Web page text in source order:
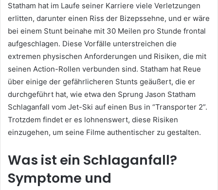
Statham hat im Laufe seiner Karriere viele Verletzungen
erlitten, darunter einen Riss der Bizepssehne, und er wäre
bei einem Stunt beinahe mit 30 Meilen pro Stunde frontal
aufgeschlagen. Diese Vorfälle unterstreichen die
extremen physischen Anforderungen und Risiken, die mit
seinen Action-Rollen verbunden sind. Statham hat Reue
über einige der gefährlicheren Stunts geäußert, die er
durchgeführt hat, wie etwa den Sprung Jason Statham
Schlaganfall vom Jet-Ski auf einen Bus in “Transporter 2”.
Trotzdem findet er es lohnenswert, diese Risiken
einzugehen, um seine Filme authentischer zu gestalten.
Was ist ein Schlaganfall?
Symptome und